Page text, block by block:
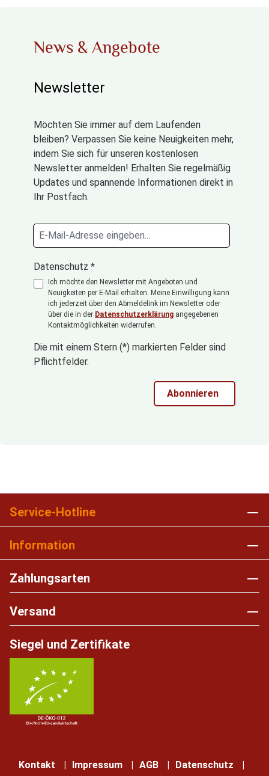
News & Angebote
Newsletter
Möchten Sie immer auf dem Laufenden
bleiben? Verpassen Sie keine Neuigkeiten mehr,
indem Sie sich für unseren kostenlosen
Newsletter anmelden! Erhalten Sie regelmäßig
Updates und spannende Informationen direkt in
Ihr Postfach.
Datenschutz *
Ich möchte den Newsletter mit Angeboten und
Neuigkeiten per E-Mail erhalten. Meine Einwilligung kann
ich jederzeit über den Abmeldelink im Newsletter oder
über die in der Datenschutzerklärung angegebenen
Kontaktmöglichkeiten widerrufen.
Die mit einem Stern (*) markierten Felder sind
Pflichtfelder.
Abonnieren
Service-Hotline
Information
Zahlungsarten
Versand
Siegel und Zertifikate
Kontakt Impressum AGB Datenschutz